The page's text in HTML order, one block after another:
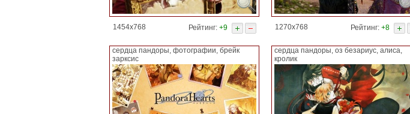
1454x768 Рейтинг: +9 1270x768 Рейтинг: +8
сердца пандоры, фотографии, брейк
зарксис
сердца пандоры, оз безариус, алиса,
кролик